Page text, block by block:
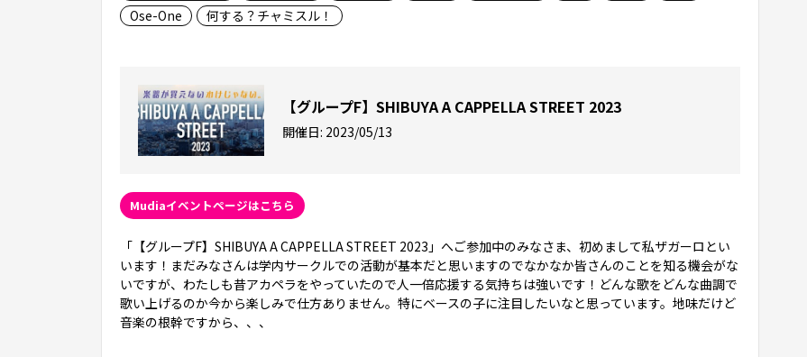
Ose-One
何する？チャミスル！
【グループF】SHIBUYA A CAPPELLA STREET 2023
開催日: 2023/05/13
Mudiaイベントページはこちら
「【グループF】SHIBUYA A CAPPELLA STREET 2023」へご参加中のみなさま、初めまして私ザガーロとい
います！まだみなさんは学内サークルでの活動が基本だと思いますのでなかなか皆さんのことを知る機会がな
いですが、わたしも昔アカペラをやっていたので人一倍応援する気持ちは強いです！どんな歌をどんな曲調で
歌い上げるのか今から楽しみで仕方ありません。特にベースの子に注目したいなと思っています。地味だけど
音楽の根幹ですから、、、